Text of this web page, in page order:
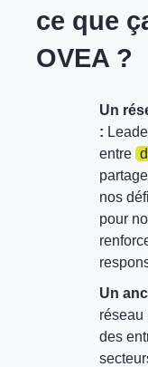
ce que
OVEA ?
Un
:
entre
nos
pour
Un
réseau
des